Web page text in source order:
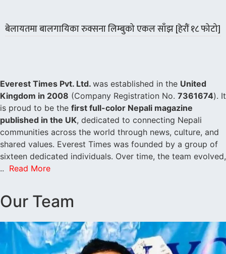
बेलायतमा बालगायिका रुक्सना लिम्बुको एकल साँझ [हेरौं १८ फोटो]
Everest Times Pvt. Ltd. was established in the United
Kingdom in 2008 (Company Registration No. 7361674). It
is proud to be the first full-color Nepali magazine
published in the UK, dedicated to connecting Nepali
communities across the world through news, culture, and
shared values. Everest Times was founded by a group of
sixteen dedicated individuals. Over time, the team evolved,
.. Read More
Our Team